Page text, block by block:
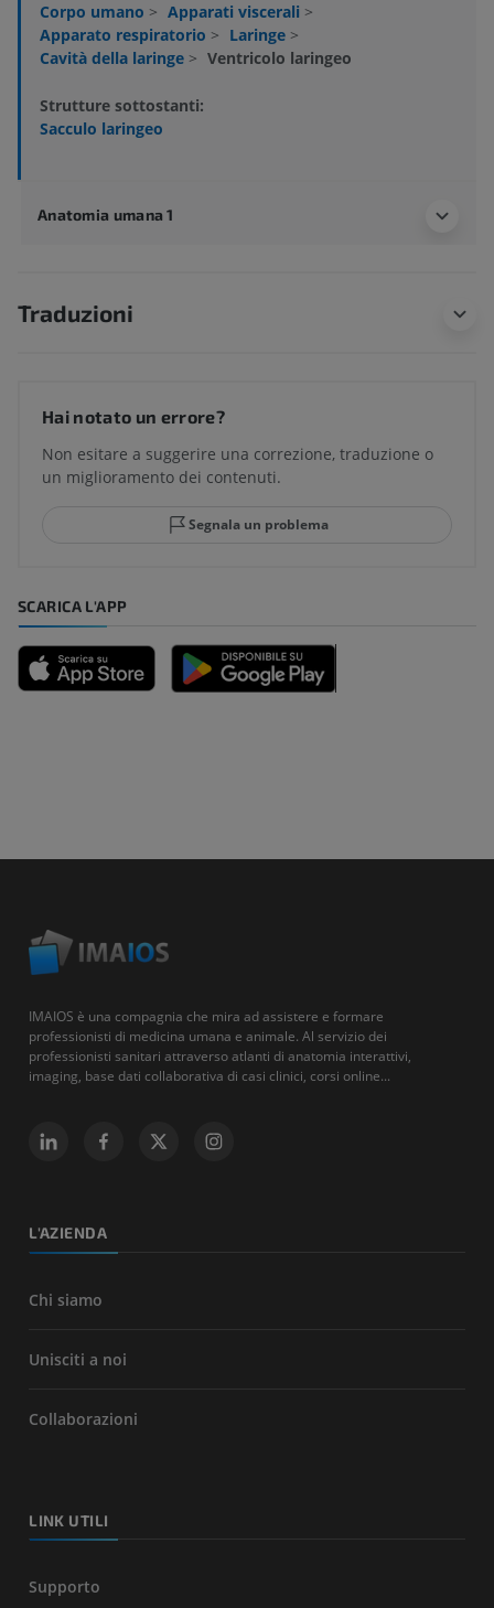
Corpo umano > Apparati viscerali >
Apparato respiratorio > Laringe >
Cavità della laringe > Ventricolo laringeo
Strutture sottostanti:
Sacculo laringeo
Anatomia umana 1
Traduzioni
Hai notato un errore?
Non esitare a suggerire una correzione, traduzione o
un miglioramento dei contenuti.
Segnala un problema
SCARICA L'APP
IMAIOS è una compagnia che mira ad assistere e formare
professionisti di medicina umana e animale. Al servizio dei
professionisti sanitari attraverso atlanti di anatomia interattivi,
imaging, base dati collaborativa di casi clinici, corsi online...
L'AZIENDA
Chi siamo
Unisciti a noi
Collaborazioni
LINK UTILI
Supporto